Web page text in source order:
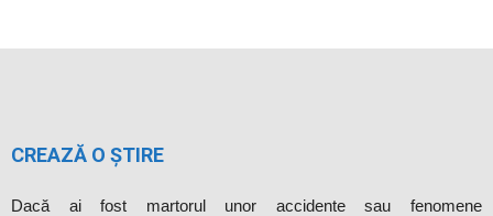
CREAZĂ O ȘTIRE
Dacă ai fost martorul unor accidente sau fenomene